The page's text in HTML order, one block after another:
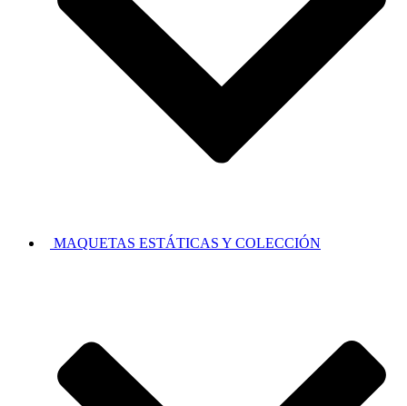
MAQUETAS ESTÁTICAS Y COLECCIÓN